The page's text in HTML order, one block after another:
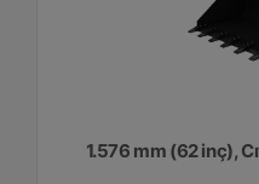
1.576 mm (62 inç),